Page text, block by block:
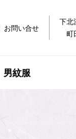
お問い合せ
下北
町
男紋服